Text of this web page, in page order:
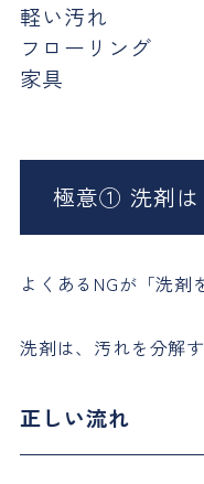
軽い汚れ
フローリング
家具
極意① 洗剤は
よくあるNGが「洗剤
洗剤は、汚れを分解
正しい流れ